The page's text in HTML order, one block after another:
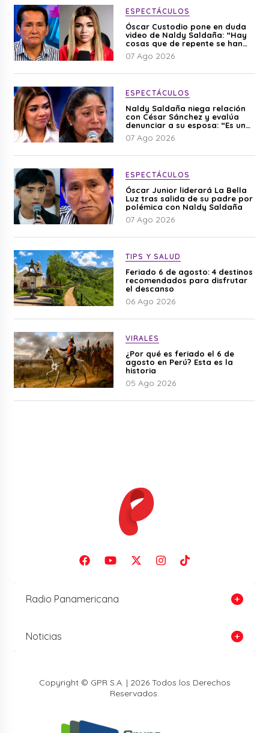
ESPECTÁCULOS
Óscar Custodio pone en duda
video de Naldy Saldaña: “Hay
cosas que de repente se han
editado”
07 Ago 2026
ESPECTÁCULOS
Naldy Saldaña niega relación
con César Sánchez y evalúa
denunciar a su esposa: “Es una
difamación”
07 Ago 2026
ESPECTÁCULOS
Óscar Junior liderará La Bella
Luz tras salida de su padre por
polémica con Naldy Saldaña
07 Ago 2026
TIPS Y SALUD
Feriado 6 de agosto: 4 destinos
recomendados para disfrutar
el descanso
06 Ago 2026
VIRALES
¿Por qué es feriado el 6 de
agosto en Perú? Esta es la
historia
05 Ago 2026
Radio Panamericana
Noticias
Copyright © GPR S.A. | 2026 Todos los Derechos
Reservados.